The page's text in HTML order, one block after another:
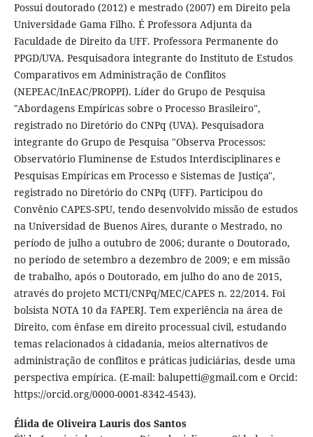
Possui doutorado (2012) e mestrado (2007) em Direito pela
Universidade Gama Filho. É Professora Adjunta da
Faculdade de Direito da UFF. Professora Permanente do
PPGD/UVA. Pesquisadora integrante do Instituto de Estudos
Comparativos em Administração de Conflitos
(NEPEAC/InEAC/PROPPI). Líder do Grupo de Pesquisa
"Abordagens Empíricas sobre o Processo Brasileiro",
registrado no Diretório do CNPq (UVA). Pesquisadora
integrante do Grupo de Pesquisa "Observa Processos:
Observatório Fluminense de Estudos Interdisciplinares e
Pesquisas Empíricas em Processo e Sistemas de Justiça",
registrado no Diretório do CNPq (UFF). Participou do
Convênio CAPES-SPU, tendo desenvolvido missão de estudos
na Universidad de Buenos Aires, durante o Mestrado, no
período de julho a outubro de 2006; durante o Doutorado,
no período de setembro a dezembro de 2009; e em missão
de trabalho, após o Doutorado, em julho do ano de 2015,
através do projeto MCTI/CNPq/MEC/CAPES n. 22/2014. Foi
bolsista NOTA 10 da FAPERJ. Tem experiência na área de
Direito, com ênfase em direito processual civil, estudando
temas relacionados à cidadania, meios alternativos de
administração de conflitos e práticas judiciárias, desde uma
perspectiva empírica. (E-mail: balupetti@gmail.com e Orcid:
https://orcid.org/0000-0001-8342-4543).
Élida de Oliveira Lauris dos Santos